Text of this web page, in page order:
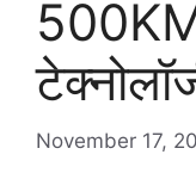
November 17,